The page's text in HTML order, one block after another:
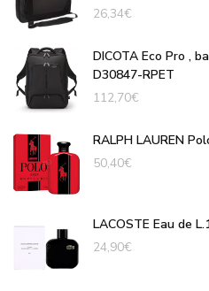
26,34€
DICOTA Eco Pro ,
D30847-RPET
112,70€
RALPH LAUREN
50,40€
LACOSTE Eau de
24,90€